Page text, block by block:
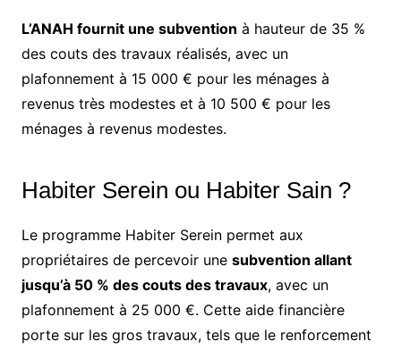
L’ANAH fournit une subvention à hauteur de 35 %
des couts des travaux réalisés, avec un
plafonnement à 15 000 € pour les ménages à
revenus très modestes et à 10 500 € pour les
ménages à revenus modestes.
Habiter Serein ou Habiter Sain ?
Le programme Habiter Serein permet aux
propriétaires de percevoir une subvention allant
jusqu’à 50 % des couts des travaux, avec un
plafonnement à 25 000 €. Cette aide financière
porte sur les gros travaux, tels que le renforcement